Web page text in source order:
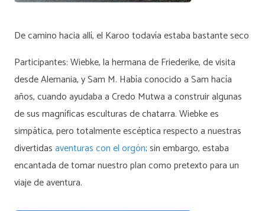
De camino hacia allí, el Karoo todavía estaba bastante seco
Participantes: Wiebke, la hermana de Friederike, de visita
desde Alemania, y Sam M. Había conocido a Sam hacía
años, cuando ayudaba a Credo Mutwa a construir algunas
de sus magníficas esculturas de chatarra. Wiebke es
simpática, pero totalmente escéptica respecto a nuestras
divertidasaventuras con el orgón; sin embargo, estaba
encantada de tomar nuestro plan como pretexto para un
viaje de aventura.